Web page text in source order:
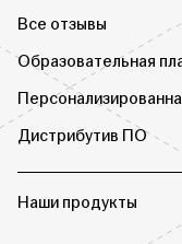
Все отзывы
Образовательная
Дистрибутив ПО
Наши продукты